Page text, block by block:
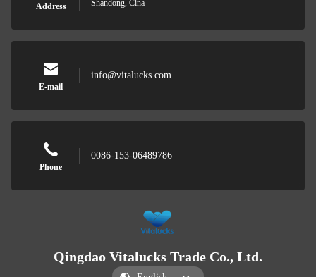
Address
Shandong, Cina
E-mail
info@vitalucks.com
Phone
0086-153-06489786
Qingdao Vitalucks Trade Co., Ltd.